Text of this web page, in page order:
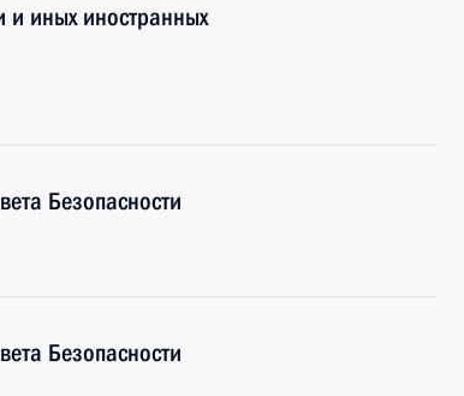
и иных иностранных
Безопасности
Безопасности